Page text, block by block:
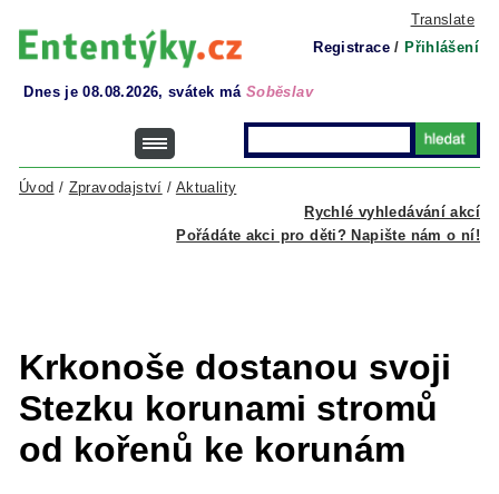
Translate
Registrace / Přihlášení
Dnes je 08.08.2026, svátek má Soběslav
Rychlé vyhledávání akcí
Úvod / Zpravodajství / Aktuality
Pořádáte akci pro děti? Napište nám o ní!
Krkonoše dostanou svoji
Stezku korunami stromů
od kořenů ke korunám